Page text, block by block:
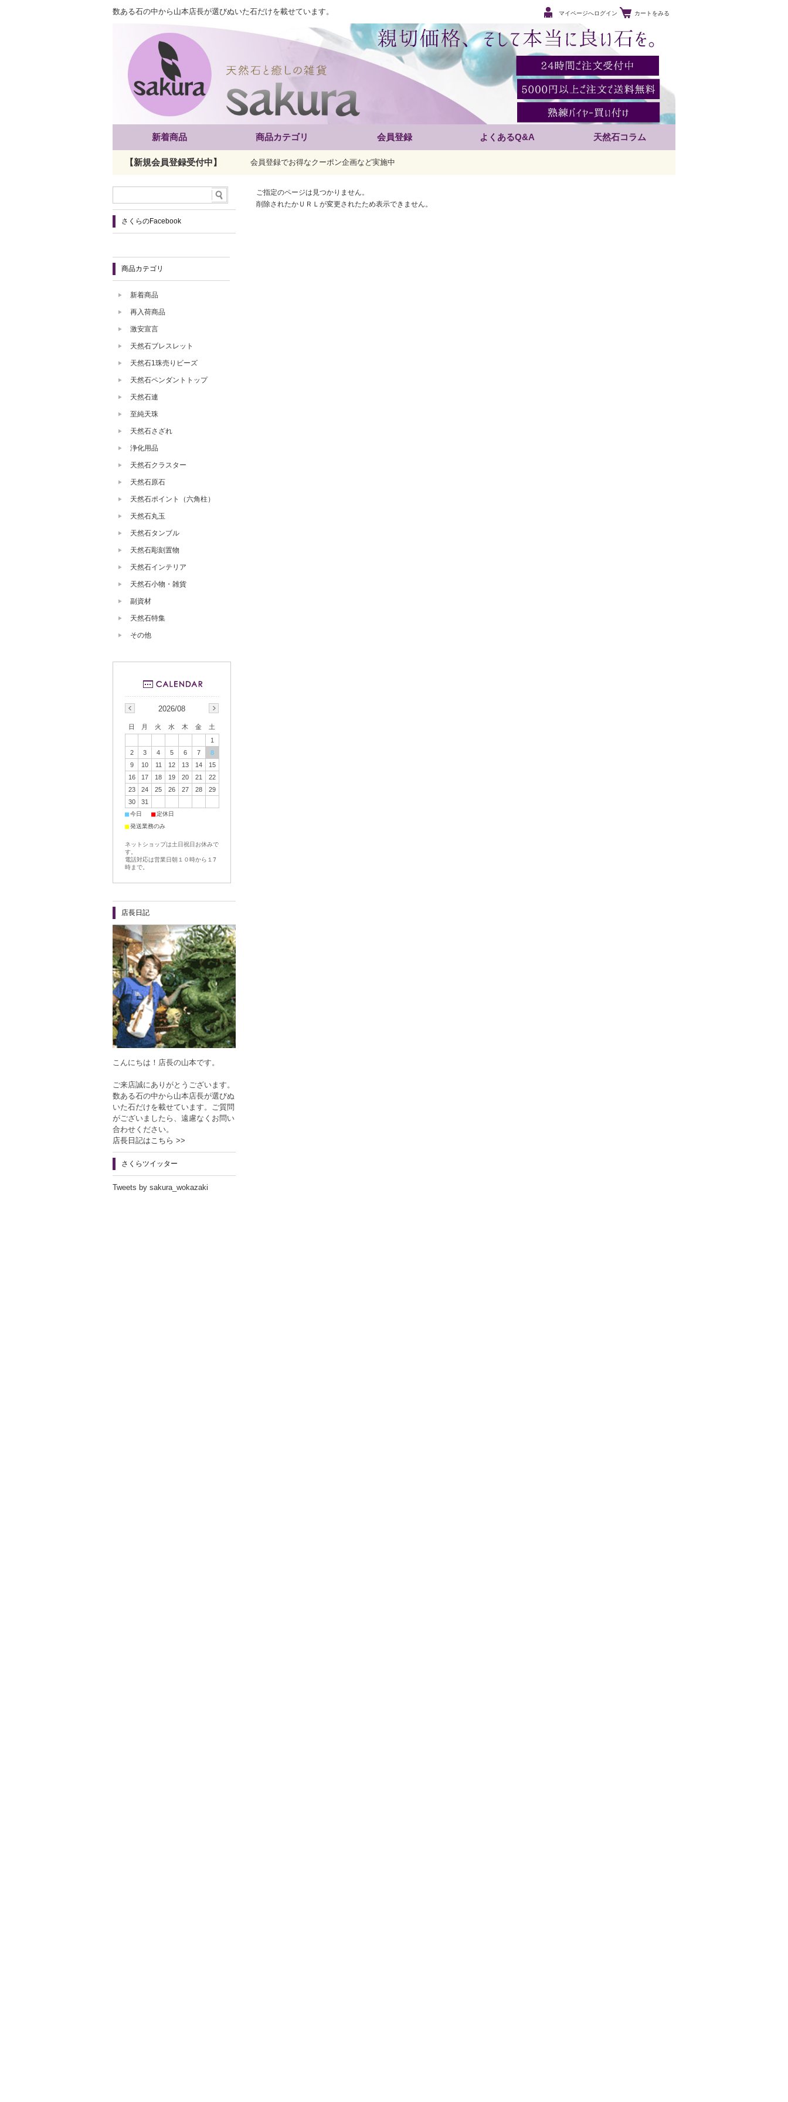
数ある石の中から山本店長が選びぬいた石だけを載せています。 マイページへログイン カートをみる
新着商品 商品カテゴリ 会員登録 よくあるQ&A 天然石コラム
【新規会員登録受付中】 会員登録でお得なクーポン企画など実施中
ご指定のページは見つかりません。
削除されたかＵＲＬが変更されたため表示できません。
さくらのFacebook
商品カテゴリ
新着商品
再入荷商品
激安宣言
天然石ブレスレット
天然石1珠売りビーズ
天然石ペンダントトップ
天然石連
至純天珠
天然石さざれ
浄化用品
天然石クラスター
天然石原石
天然石ポイント（六角柱）
天然石丸玉
天然石タンブル
天然石彫刻置物
天然石インテリア
天然石小物・雑貨
副資材
天然石特集
その他
2026/08
日 月 火 水 木 金
土
1
2
3 4 5 6 7
8
9
10 11 12 13 14
15
16
17 18 19 20 21
22
23
24 25 26 27 28
29
30
31
■今日 ■定休日
■発送業務のみ
ネットショップは土日祝日お休みで
す。
電話対応は営業日朝１０時から１7
時まで。
店長日記
こんにちは！店長の山本です。
ご来店誠にありがとうございます。
数ある石の中から山本店長が選びぬ
いた石だけを載せています。ご質問
がございましたら、遠慮なくお問い
合わせください。
店長日記はこちら >>
さくらツイッター
Tweets by sakura_wokazaki